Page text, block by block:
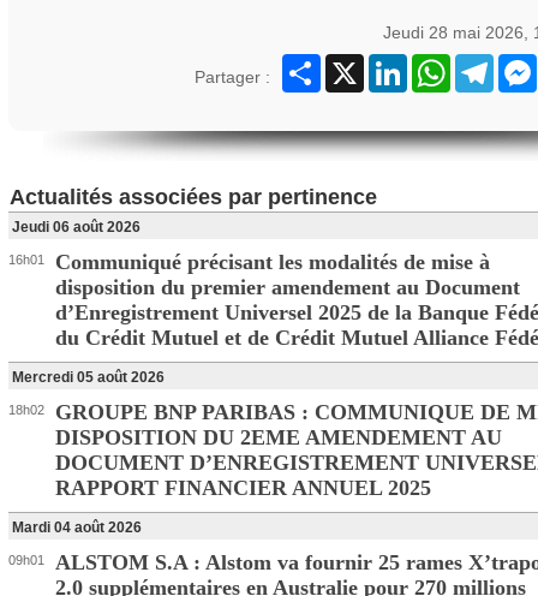
Jeudi 28 mai 2026,
Partager :
Partager
X LinkedInWhatsApp
Actualités associées par pertinence
Jeudi 06 août 2026
16h01
Communiqué précisant les modalités de mise à
disposition du premier amendement au Document
d’Enregistrement Universel 2025 de la Banque
du Crédit Mutuel et de Crédit Mutuel Alliance
Mercredi 05 août 2026
18h02
GROUPE BNP PARIBAS : COMMUNIQUE DE
DISPOSITION DU 2EME AMENDEMENT AU
DOCUMENT D’ENREGISTREMENT
RAPPORT FINANCIER ANNUEL 2025
Mardi 04 août 2026
09h01
ALSTOM S.A : Alstom va fournir 25 rames
2.0 supplémentaires en Australie pour 270 millions